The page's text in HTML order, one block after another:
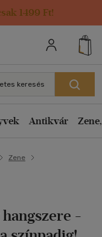
1499 Ft!
keresés
Antikvár
Zene
-